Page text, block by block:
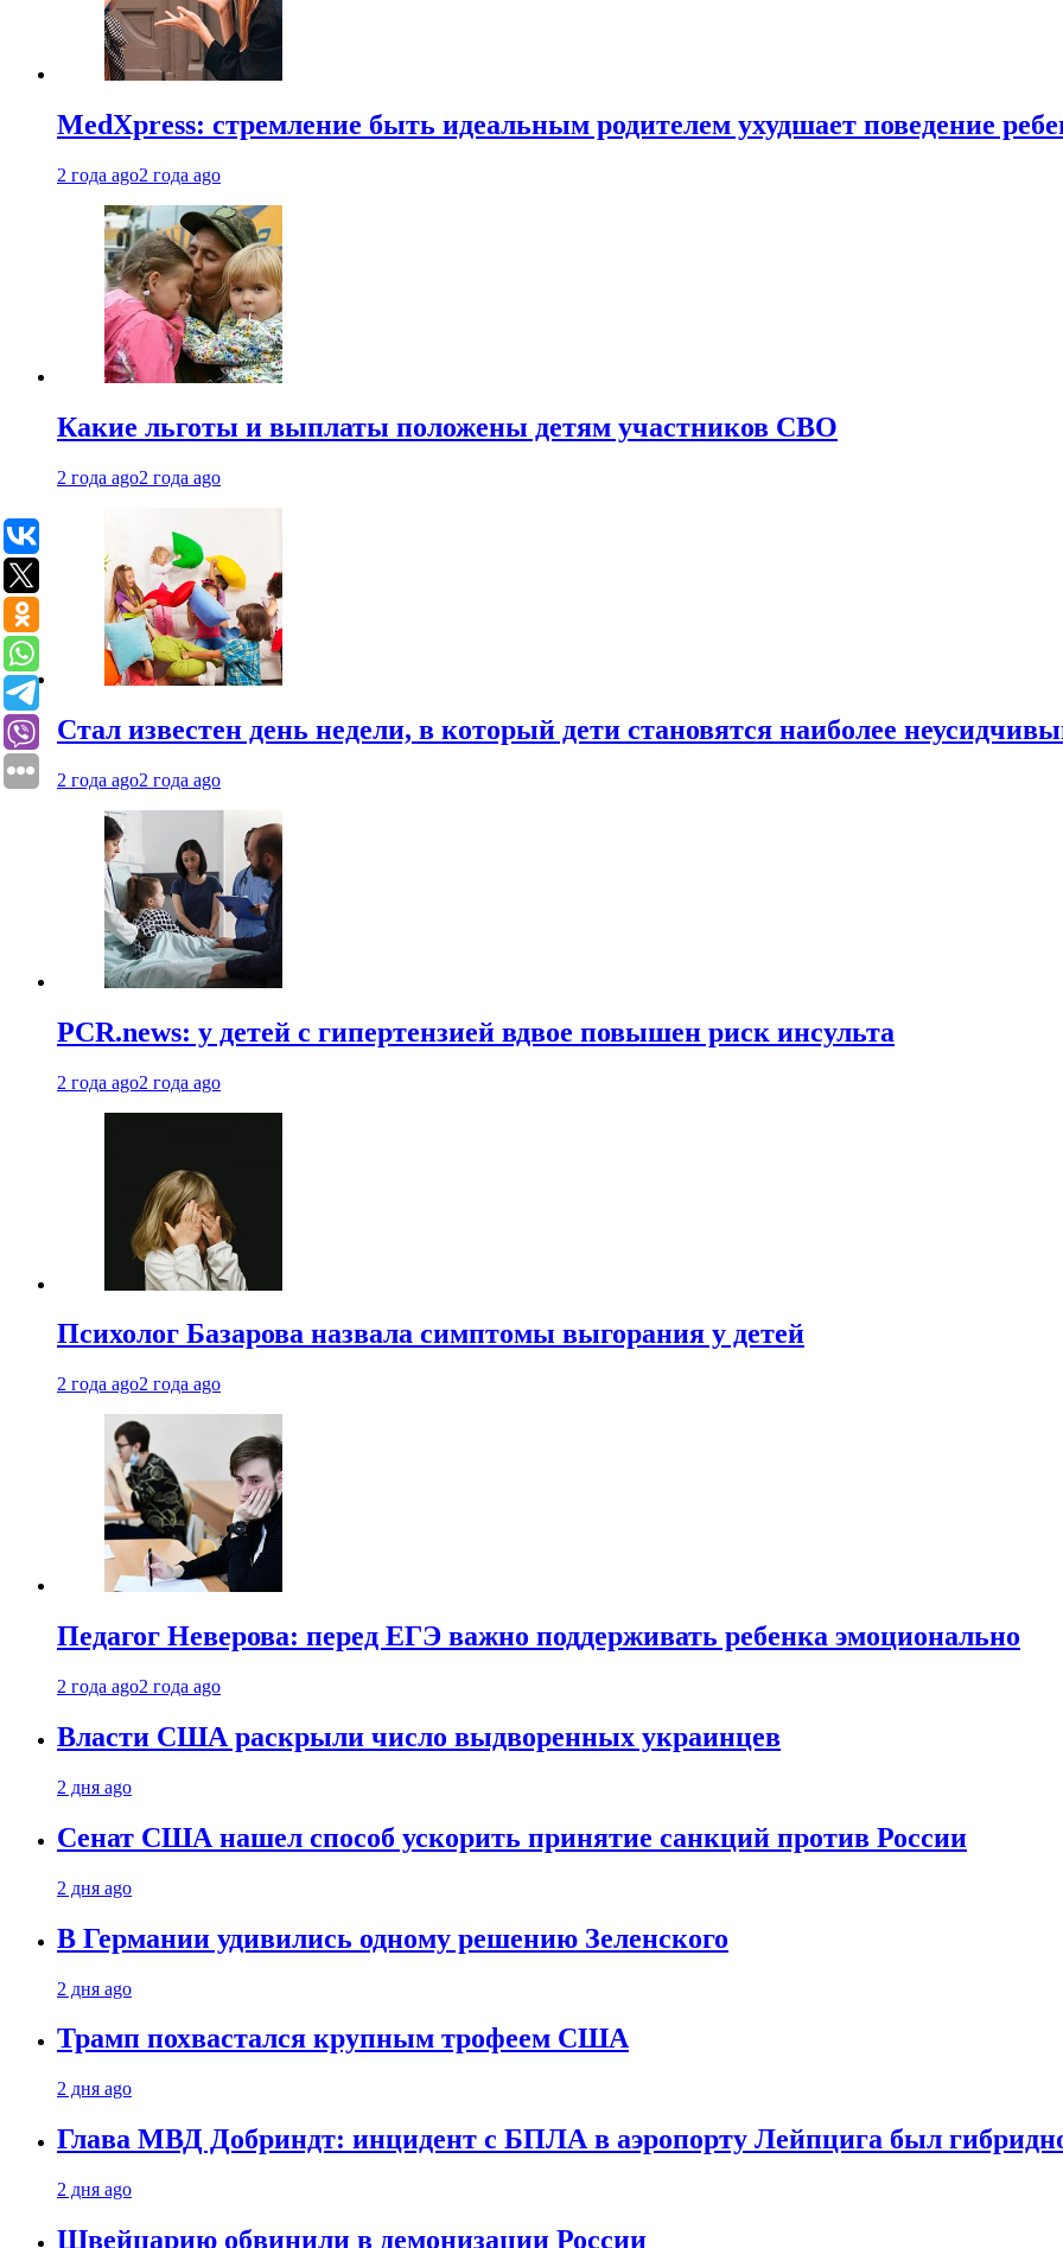
MedXpress: стремление быть идеальным родителем ухудшает поведение
2 года ago2 года ago
Какие льготы и выплаты положены детям участников СВО
2 года ago2 года ago
Стал известен день недели, в который дети становятся наиболее
2 года ago2 года ago
PCR.news: у детей с гипертензией вдвое повышен риск инсульта
2 года ago2 года ago
Психолог Базарова назвала симптомы выгорания у детей
2 года ago2 года ago
Педагог Неверова: перед ЕГЭ важно поддерживать ребенка эмоционально
2 года ago2 года ago
Власти США раскрыли число выдворенных украинцев
2 дня ago
Сенат США нашел способ ускорить принятие санкций против России
2 дня ago
В Германии удивились одному решению Зеленского
2 дня ago
Трамп похвастался крупным трофеем США
2 дня ago
Глава МВД Добриндт: инцидент с БПЛА в аэропорту Лейпцига был
2 дня ago
Швейцарию обвинили в демонизации России